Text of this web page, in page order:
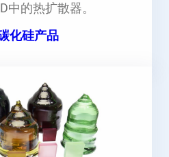
中的热扩散器。
化硅产品